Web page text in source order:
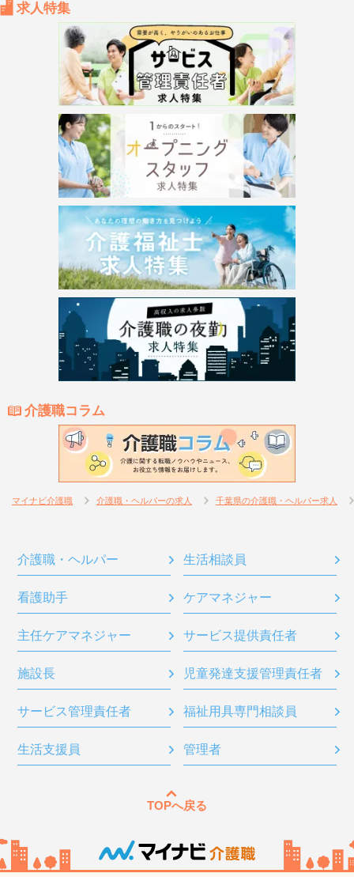
求人特集
介護職コラム
マイナビ介護職 介護職・ヘルパーの求人 千葉県の介護職・ヘルパー求人
介護職・ヘルパー 生活相談員
看護助手 ケアマネジャー
主任ケアマネジャー サービス提供責任者
施設長 児童発達支援管理責任者
サービス管理責任者 福祉用具専門相談員
生活支援員 管理者
TOPへ戻る